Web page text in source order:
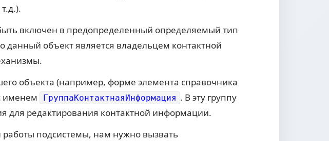
включен в предопределенный определяемый тип
данный объект является владельцем контактной
объекта (например, форме элемента справочника
именем
ГруппаКонтактнаяИнформация . В эту группу
для редактирования контактной информации.
работы подсистемы, нам нужно вызвать